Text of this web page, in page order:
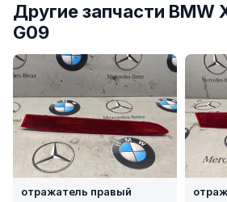
Другие запчасти BMW
G09
отражатель правый